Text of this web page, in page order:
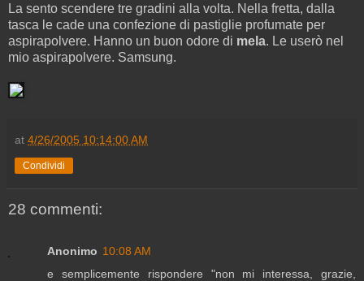
La sento scendere tre gradini alla volta. Nella fretta, dalla
tasca le cade una confezione di pastiglie profumate per
aspirapolvere. Hanno un buon odore di mela. Le userò nel
mio aspirapolvere. Samsung.
at 4/26/2005 10:14:00 AM
Condividi
28 commenti:
Anonimo 10:08 AM
e semplicemente rispondere "non mi interessa, grazie,